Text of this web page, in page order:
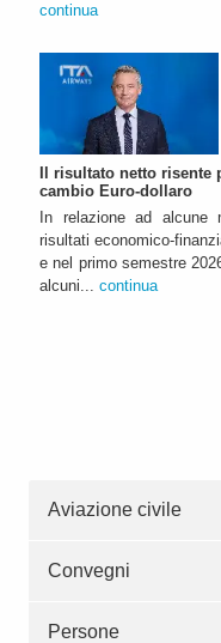
continua
Il risultato netto risente
cambio Euro-dollaro
In relazione ad alcune
risultati economico-
e nel primo semestre
alcuni... continua
Aviazione civile
Convegni
Persone